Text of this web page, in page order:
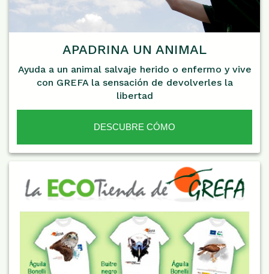
APADRINA UN ANIMAL
Ayuda a un animal salvaje herido o enfermo y vive
con GREFA la sensación de devolverles la
libertad
DESCUBRE CÓMO